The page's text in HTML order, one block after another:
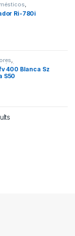
Ri-780i
,
400 Blanca Sz
S50